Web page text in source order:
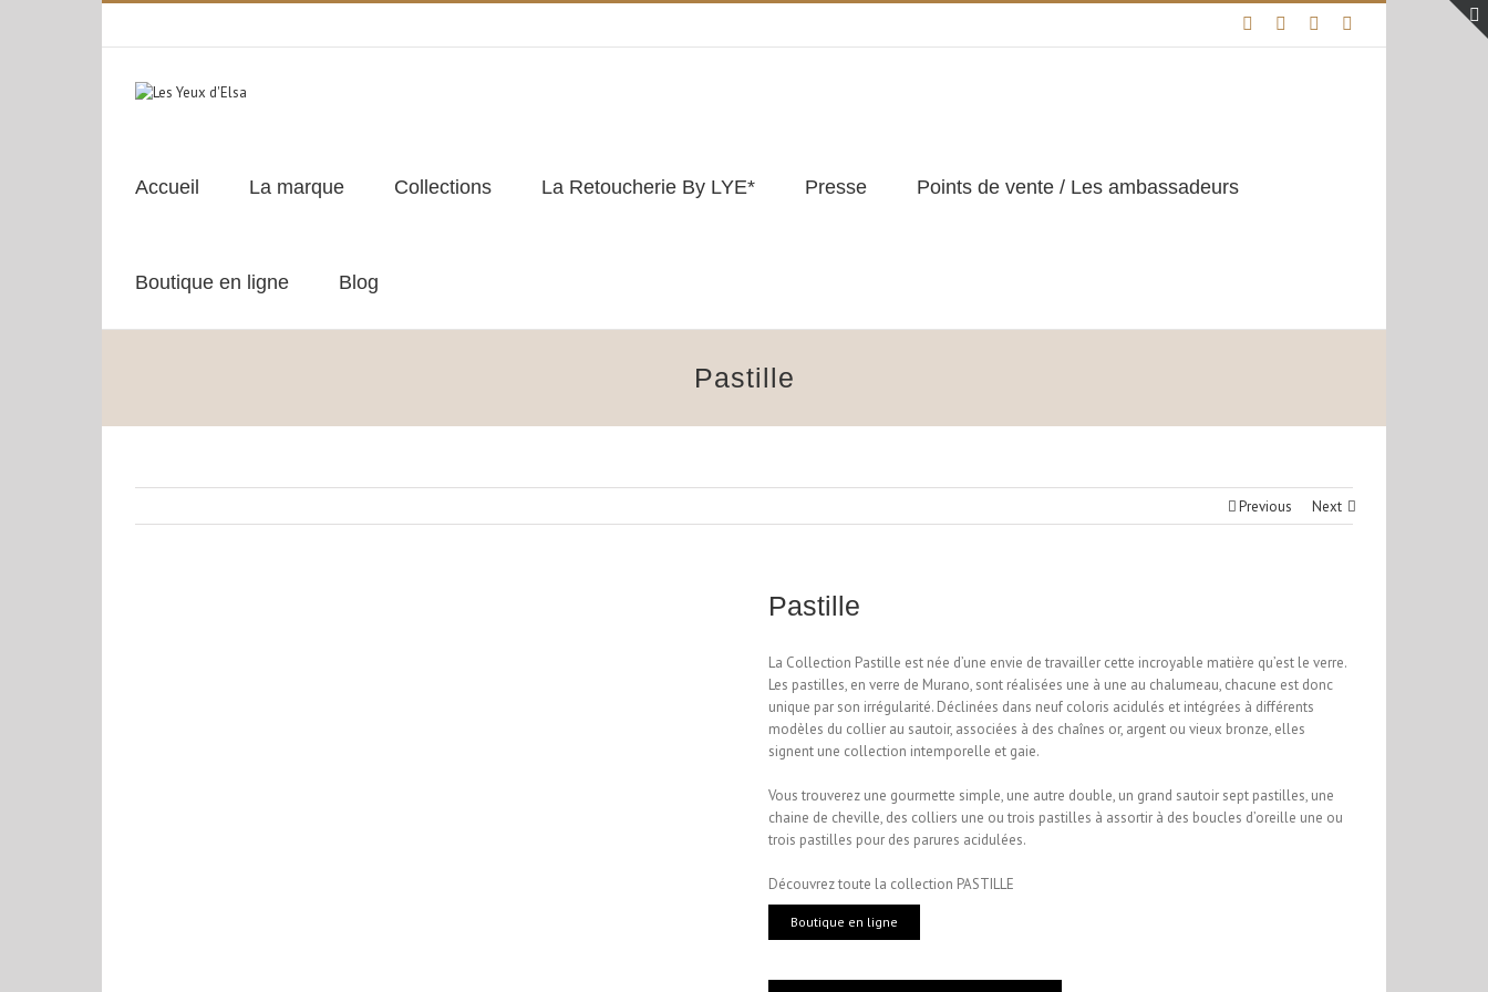
Accueil La marque Collections La Retoucherie By LYE* Presse Points de vente / Les ambassadeurs
Boutique en ligne Blog
Pastille
Previous Next
Pastille
La Collection Pastille est née d’une envie de travailler cette incroyable matière qu’est le verre.
Les pastilles, en verre de Murano, sont réalisées une à une au chalumeau, chacune est donc
unique par son irrégularité. Déclinées dans neuf coloris acidulés et intégrées à différents
modèles du collier au sautoir, associées à des chaînes or, argent ou vieux bronze, elles
signent une collection intemporelle et gaie.
Vous trouverez une gourmette simple, une autre double, un grand sautoir sept pastilles, une
chaine de cheville, des colliers une ou trois pastilles à assortir à des boucles d’oreille une ou
trois pastilles pour des parures acidulées.
Découvrez toute la collection PASTILLE
Boutique en ligne